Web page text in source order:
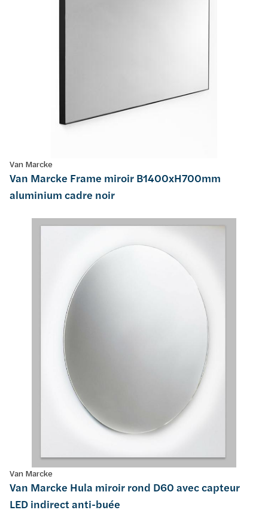
Van Marcke
Van Marcke Frame miroir B1400xH700mm
aluminium cadre noir
Van Marcke
Van Marcke Hula miroir rond D60 avec capteur
LED indirect anti-buée